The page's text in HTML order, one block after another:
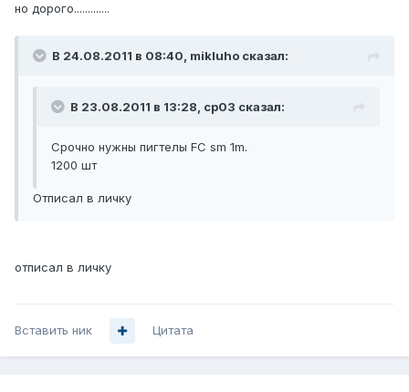
но дорого.............
В 24.08.2011 в 08:40, mikluho сказал:
В 23.08.2011 в 13:28, cp03 сказал:
Срочно нужны пигтелы FC sm 1m.
1200 шт
Отписал в личку
отписал в личку
Вставить ник Цитата